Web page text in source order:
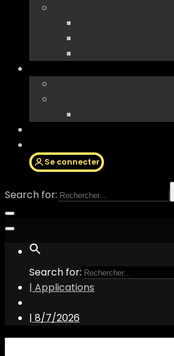
Se connecter
Search for:
Search for:
| Applications
| 8/7/2026